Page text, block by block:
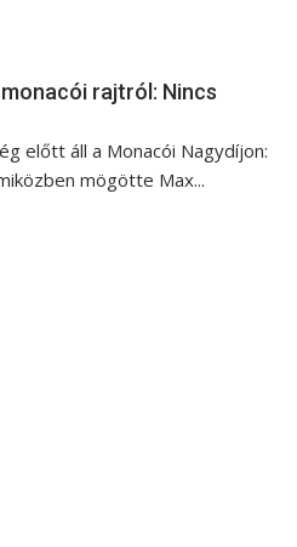
rajtról: Nincs
előtt áll a Monacói Nagydíjon:
mögötte Max...